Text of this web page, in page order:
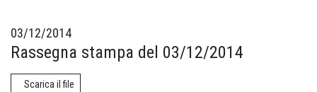
03/12/2014
Rassegna stampa del 03/12/2014
Scarica il file